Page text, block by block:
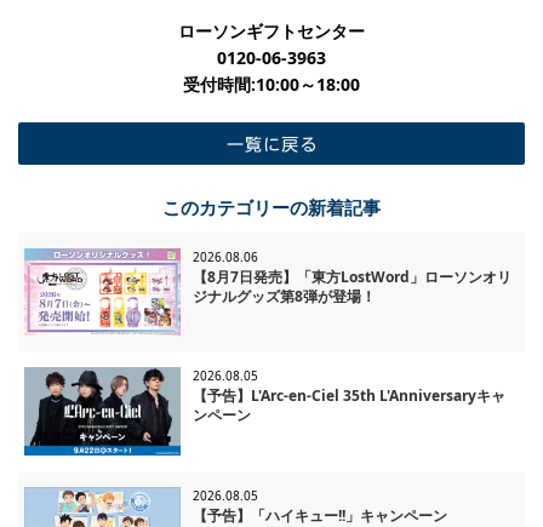
ローソンギフトセンター
0120-06-3963
受付時間:10:00～18:00
このカテゴリーの新着記事
2026.08.06
【8月7日発売】「東方LostWord」ローソンオリ
ジナルグッズ第8弾が登場！
2026.08.05
【予告】L'Arc-en-Ciel 35th L'Anniversaryキャ
ンペーン
2026.08.05
【予告】「ハイキュー!!」キャンペーン